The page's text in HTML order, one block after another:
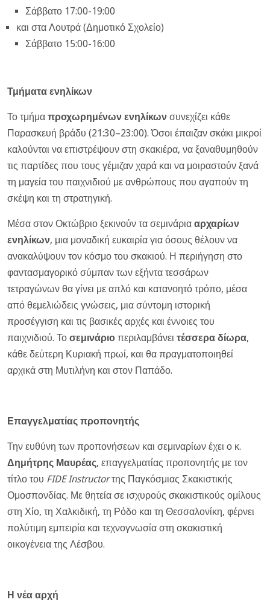
Σάββατο 17:00-19:00
και στα Λουτρά (Δημοτικό Σχολείο)
Σάββατο 15:00-16:00
Τμήματα ενηλίκων
Το τμήμα προχωρημένων ενηλίκων συνεχίζει κάθε
Παρασκευή βράδυ (21:30–23:00). Όσοι έπαιζαν σκάκι μικροί
καλούνται να επιστρέψουν στη σκακιέρα, να ξαναθυμηθούν
τις παρτίδες που τους γέμιζαν χαρά και να μοιραστούν ξανά
τη μαγεία του παιχνιδιού με ανθρώπους που αγαπούν τη
σκέψη και τη στρατηγική.
Μέσα στον Οκτώβριο ξεκινούν τα σεμινάρια αρχαρίων
ενηλίκων, μια μοναδική ευκαιρία για όσους θέλουν να
ανακαλύψουν τον κόσμο του σκακιού. Η περιήγηση στο
φαντασμαγορικό σύμπαν των εξήντα τεσσάρων
τετραγώνων θα γίνει με απλό και κατανοητό τρόπο, μέσα
από θεμελιώδεις γνώσεις, μια σύντομη ιστορική
προσέγγιση και τις βασικές αρχές και έννοιες του
παιχνιδιού. Το σεμινάριο περιλαμβάνει τέσσερα δίωρα,
κάθε δεύτερη Κυριακή πρωί, και θα πραγματοποιηθεί
αρχικά στη Μυτιλήνη και στον Παπάδο.
Επαγγελματίας προπονητής
Την ευθύνη των προπονήσεων και σεμιναρίων έχει ο κ.
Δημήτρης Μαυρέας, επαγγελματίας προπονητής με τον
τίτλο του FIDE Instructorτης Παγκόσμιας Σκακιστικής
Ομοσπονδίας. Με θητεία σε ισχυρούς σκακιστικούς ομίλους
στη Χίο, τη Χαλκιδική, τη Ρόδο και τη Θεσσαλονίκη, φέρνει
πολύτιμη εμπειρία και τεχνογνωσία στη σκακιστική
οικογένεια της Λέσβου.
Η νέα αρχή